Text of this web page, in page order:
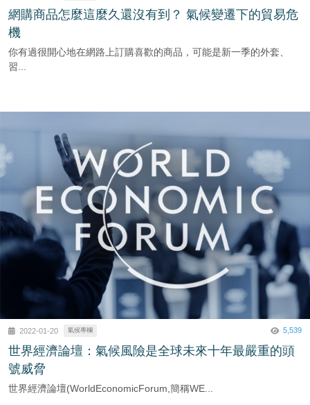
網購商品怎麼這麼久還沒有到？ 氣候變遷下的貿易危
機
你有過很開心地在網路上訂購喜歡的商品，可能是新一季的外套、
習...
2022-01-20 氣候專欄 5,539
世界經濟論壇：氣候風險是全球未來十年最嚴重的頭
號威脅
世界經濟論壇(WorldEconomicForum,簡稱WE...